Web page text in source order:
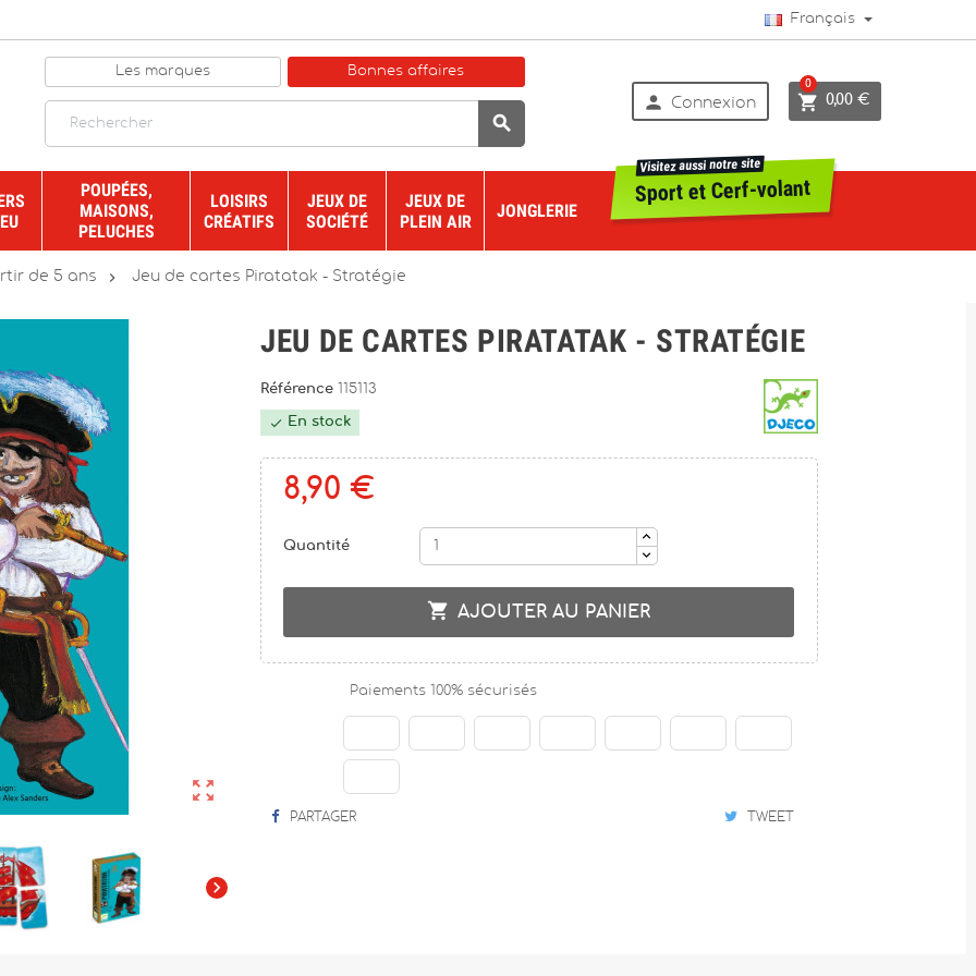
Français
Les marques Bonnes affaires

 Connexion  0,00 €
0
POUPÉES,
MAISONS,
PELUCHES
LOISIRS
CRÉATIFS
JEUX DE
SOCIÉTÉ
JEUX DE
PLEIN AIR
JONGLERIE
Sport et Cerf-volant
Visitez aussi notre site
de 5 ans  Jeu de cartes Piratatak - Stratégie


JEU DE CARTES PIRATATAK - STRATÉGIE
Référence 115113
 En stock
8,90 €
Quantité
 AJOUTER AU PANIER
Paiements 100% sécurisés
PARTAGER TWEET